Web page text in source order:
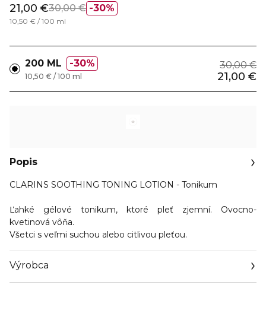
30%
21,00 €30,00 €
10,50 € / 100 ml
200 ML 30% 30,00 €
21,00 €
10,50 € / 100 ml
Popis
CLARINS SOOTHING TONING LOTION - Tonikum
Ľahké gélové tonikum, ktoré pleť zjemní. Ovocno-
kvetinová vôňa.
Všetci s veľmi suchou alebo citlivou pleťou.
Výrobca